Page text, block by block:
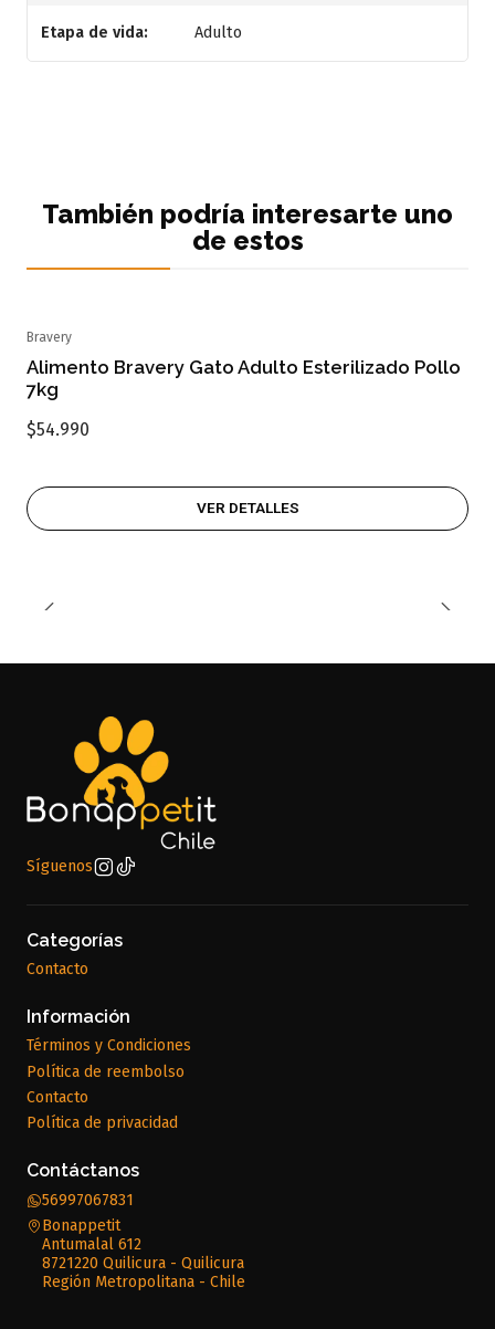
Etapa de vida: Adulto
También podría interesarte uno
de estos
Bravery
Alimento Bravery Gato Adulto Esterilizado Pollo
7kg
$54.990
VER DETALLES
Síguenos
Categorías
Contacto
Información
Términos y Condiciones
Política de reembolso
Contacto
Política de privacidad
Contáctanos
56997067831
Bonappetit
Antumalal 612
8721220 Quilicura - Quilicura
Región Metropolitana - Chile